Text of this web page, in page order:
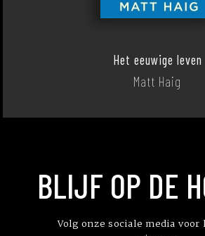
Het eeuwige leven
Matt Haig
BLIJF OP DE
Volg onze sociale media